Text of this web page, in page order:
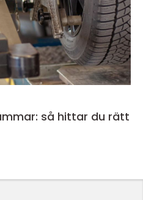
så hittar du rätt